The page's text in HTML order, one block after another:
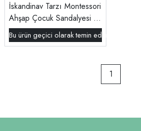
İskandinav Tarzı Montessori
Ahşap Çocuk Sandalyesi -
%100 Doğal (2+ Yaş)
Bu ürün geçici olarak temin edilememektedir.
1